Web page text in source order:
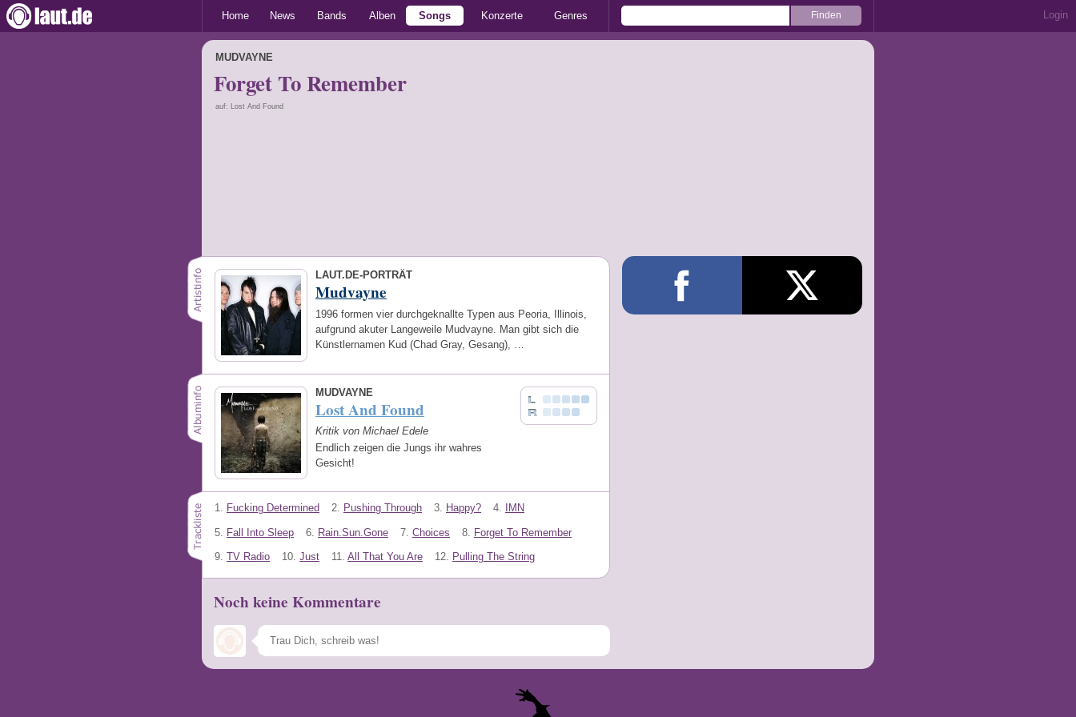
Home News Bands Alben Songs Konzerte Genres Login
MUDVAYNE
Forget To Remember
auf: Lost And Found
LAUT.DE-PORTRÄT
Mudvayne
1996 formen vier durchgeknallte Typen aus Peoria, Illinois,
aufgrund akuter Langeweile Mudvayne. Man gibt sich die
Künstlernamen Kud (Chad Gray, Gesang), …
MUDVAYNE
Lost And Found
Kritik von Michael Edele
Endlich zeigen die Jungs ihr wahres
Gesicht!
1. Fucking Determined 2. Pushing Through 3. Happy? 4. IMN
5. Fall Into Sleep 6. Rain.Sun.Gone 7. Choices 8. Forget To Remember
9. TV Radio 10. Just 11. All That You Are 12. Pulling The String
Noch keine Kommentare
Speichern